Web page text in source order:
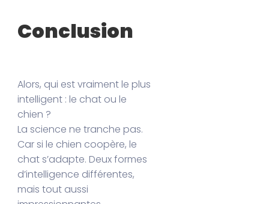
Conclusion
Alors, qui est vraiment le plus
intelligent : le chat ou le
chien ?
La science ne tranche pas.
Car si le chien coopère, le
chat s’adapte. Deux formes
d’intelligence différentes,
mais tout aussi